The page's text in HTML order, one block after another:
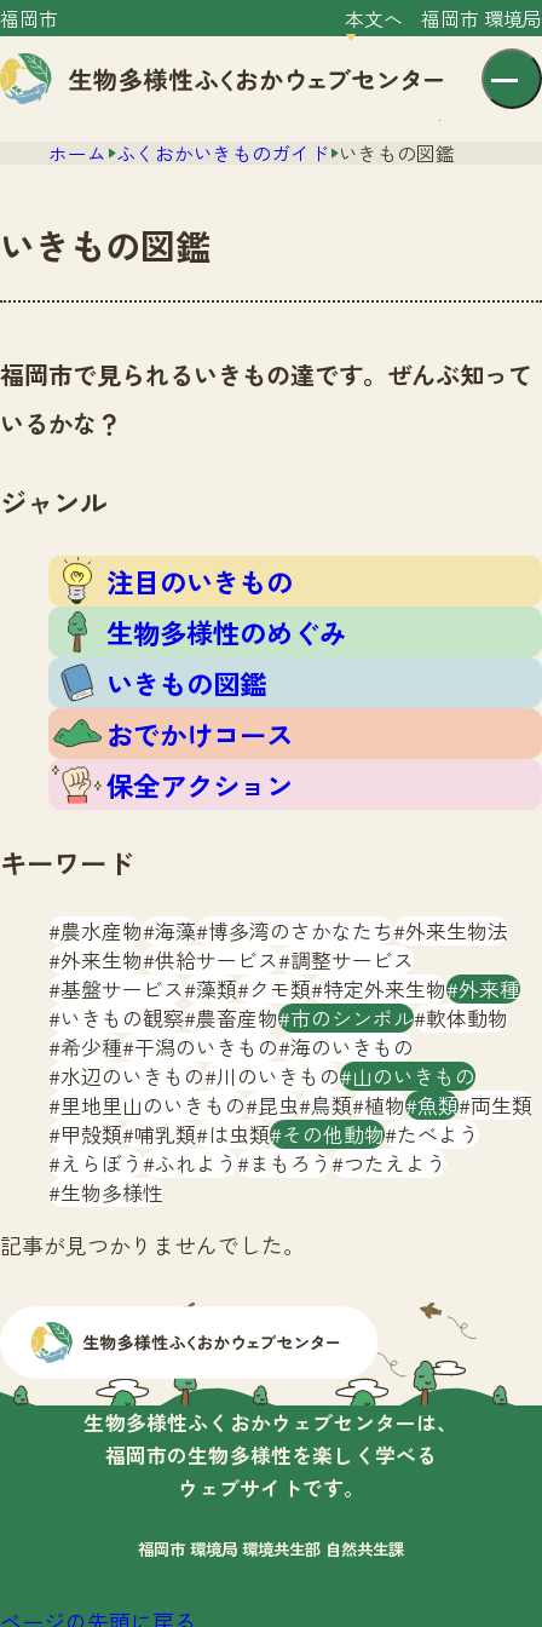
福岡市 本文へ 福岡市 環境局
文字サイズ 小 中 大
センター紹介
センター紹介TOP
サイトポリシー
ニュース
いきものガイド
注目のいきもの
生物多様性のめぐみ
いきもの図鑑
おでかけコース
保全アクション
イベント
いきもの調査隊
調査レポート
調査レポートTOP
調査結果
ふくおかいきものマップ
マッチング
マッチングTOP
掲載申し込みフォーム
お問合せ
生物多様性ふくおかウェブセンターとは
サイトマップ
ホーム ふくおかいきものガイド いきもの図鑑
いきもの図鑑
福岡市で見られるいきもの達です。ぜんぶ知って
いるかな？
ジャンル
注目のいきもの
生物多様性のめぐみ
いきもの図鑑
おでかけコース
保全アクション
キーワード
農水産物 海藻 博多湾のさかなたち 外来生物法
外来生物 供給サービス 調整サービス
基盤サービス 藻類 クモ類 特定外来生物 外来種
いきもの観察 農畜産物 市のシンボル 軟体動物
希少種 干潟のいきもの 海のいきもの
水辺のいきもの 川のいきもの 山のいきもの
里地里山のいきもの 昆虫 鳥類 植物 魚類 両生類
甲殻類 哺乳類 は虫類 その他動物 たべよう
えらぼう ふれよう まもろう つたえよう
生物多様性
記事が見つかりませんでした。
生物多様性ふくおかウェブセンターは、
福岡市の生物多様性を楽しく学べる
ウェブサイトです。
福岡市 環境局 環境共生部 自然共生課